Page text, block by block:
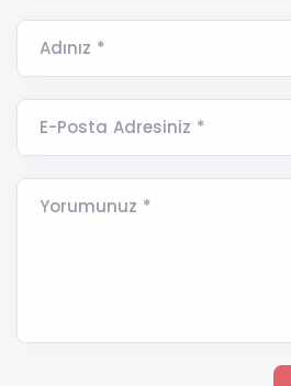
Adınız *
E-Posta Adresiniz *
Yorumunuz *